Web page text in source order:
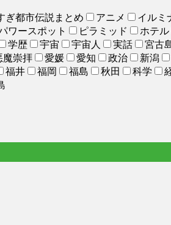
ぎ都市伝説まとめ アニメ イルミ
ワースポット ピラミッド ホテル
学歴 宇宙 宇宙人 実話 宮古
魔崇拝 愛媛 愛知 政治 新潟
福井 福岡 福島 秋田 科学